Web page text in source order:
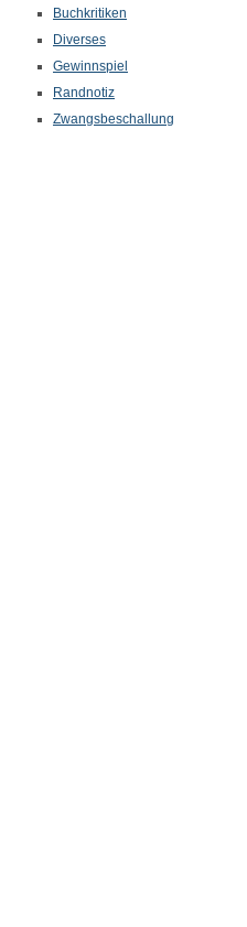
Buchkritiken
Diverses
Gewinnspiel
Randnotiz
Zwangsbeschallung